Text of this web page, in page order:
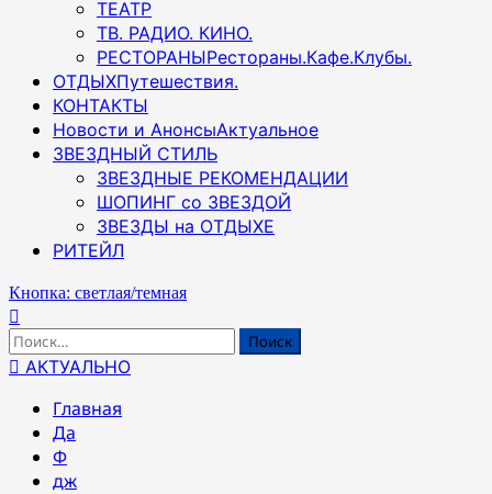
ТЕАТР
ТВ. РАДИО. КИНО.
РЕСТОРАНЫРестораны.Кафе.Клубы.
ОТДЫХПутешествия.
КОНТАКТЫ
Новости и АнонсыАктуальное
ЗВЕЗДНЫЙ СТИЛЬ
ЗВЕЗДНЫЕ РЕКОМЕНДАЦИИ
ШОПИНГ со ЗВЕЗДОЙ
ЗВЕЗДЫ на ОТДЫХЕ
РИТЕЙЛ
Кнопка: светлая/темная
Найти:
АКТУАЛЬНО
Главная
Да
Ф
дж